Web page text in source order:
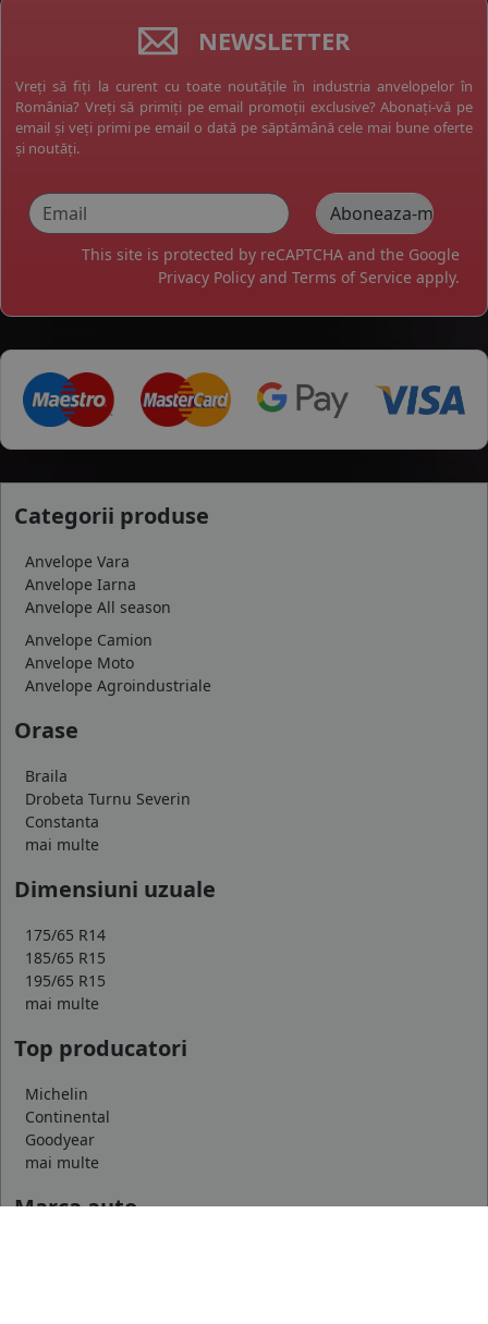
NEWSLETTER
Vreți să fiți la curent cu toate noutățile în industria anvelopelor în
România? Vreți să primiți pe email promoții exclusive? Abonați-vă pe
email și veți primi pe email o dată pe săptămână cele mai bune oferte
și noutăți.
This site is protected by reCAPTCHA and the Google
Privacy Policy and Terms of Service apply.
Categorii produse
Anvelope Vara
Anvelope Iarna
Anvelope All season
Anvelope Camion
Anvelope Moto
Anvelope Agroindustriale
Orase
Braila
Drobeta Turnu Severin
Constanta
mai multe
Dimensiuni uzuale
175/65 R14
185/65 R15
195/65 R15
mai multe
Top producatori
Michelin
Continental
Goodyear
mai multe
Marca auto